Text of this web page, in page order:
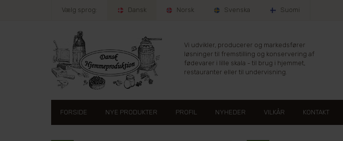
Vælg sprog: Dansk Norsk Svenska Suomi
Vi udvikler, producerer og markedsfører
løsninger til fremstilling og konservering af
fødevarer i lille skala - til brug i hjemmet,
restauranter eller til undervisning.
FORSIDE NYE PRODUKTER PROFIL NYHEDER VILKÅR KONTAKT